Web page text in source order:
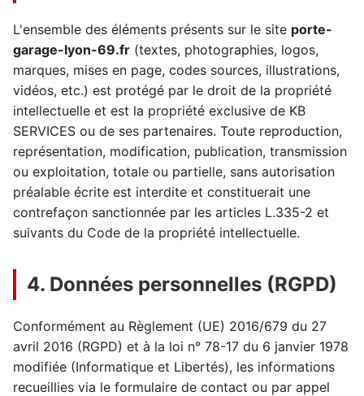
L'ensemble des éléments présents sur le site porte-
garage-lyon-69.fr (textes, photographies, logos,
marques, mises en page, codes sources, illustrations,
vidéos, etc.) est protégé par le droit de la propriété
intellectuelle et est la propriété exclusive de KB
SERVICES ou de ses partenaires. Toute reproduction,
représentation, modification, publication, transmission
ou exploitation, totale ou partielle, sans autorisation
préalable écrite est interdite et constituerait une
contrefaçon sanctionnée par les articles L.335-2 et
suivants du Code de la propriété intellectuelle.
4. Données personnelles (RGPD)
Conformément au Règlement (UE) 2016/679 du 27
avril 2016 (RGPD) et à la loi n° 78-17 du 6 janvier 1978
modifiée (Informatique et Libertés), les informations
recueillies via le formulaire de contact ou par appel